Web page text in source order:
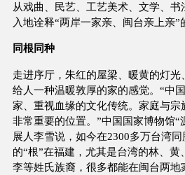
从戏曲、民艺、工艺美术、文学、
入地诠释“两岸一家亲、闽台亲上亲”
同根同种
走进序厅，朱红的屋梁、暖黄的灯光
给人一种温暖敦厚的家的感觉。“中
家、重视血缘的文化传统。家庭与
非常重要的位置。”中国国家博物馆
展人李雪说，如今在2300多万台湾
的“根”在福建，尤其是台湾的林、黄
李等姓氏族裔，很多都能在闽台两地